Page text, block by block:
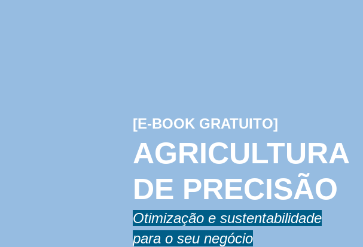
[E-BOOK GRATUITO]
AGRICULTURA
DE PRECISÃO
Otimização e sustentabilidade
para o seu negócio